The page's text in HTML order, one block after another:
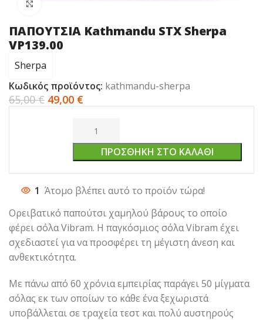
ΠΑΠΟΥΤΣΙΑ Kathmandu STX Sherpa
VP139.00
Sherpa
Κωδικός προϊόντος: kathmandu-sherpa
65,00€ 49,00 €
ΠΡΟΣΘΉΚΗ ΣΤΟ ΚΑΛΆΘΙ
1 Άτομο βλέπει αυτό το προϊόν τώρα!
Ορειβατικό παπούτσι χαμηλού βάρους το οποίο
φέρει σόλα Vibram. Η παγκόσμιος σόλα Vibram έχει
σχεδιαστεί για να προσφέρει τη μέγιστη άνεση και
ανθεκτικότητα.
Με πάνω από 60 χρόνια εμπειρίας παράγει 50 μίγματα
σόλας εκ των οποίων το κάθε ένα ξεχωριστά
υποβάλλεται σε τραχεία τεστ και πολύ αυστηρούς